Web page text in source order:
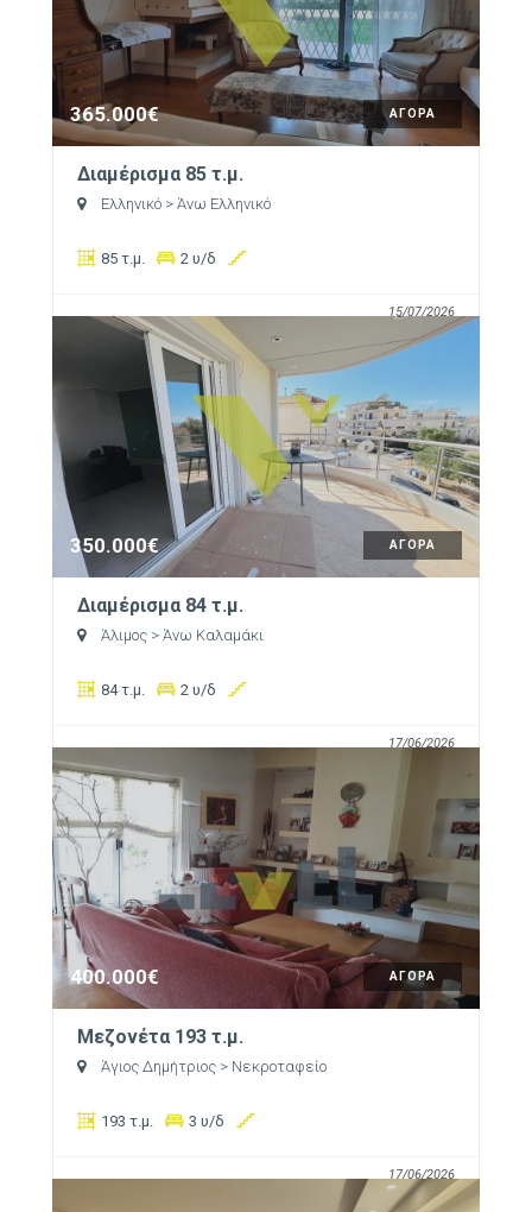
ΑΓΟΡΑ
365.000€
Διαμέρισμα 85 τ.μ.
Ελληνικό > Άνω Ελληνικό
85 τ.μ. 2 υ/δ
15/07/2026
ΑΓΟΡΑ
350.000€
Διαμέρισμα 84 τ.μ.
Άλιμος > Άνω Καλαμάκι
84 τ.μ. 2 υ/δ
17/06/2026
ΑΓΟΡΑ
400.000€
Μεζονέτα 193 τ.μ.
Άγιος Δημήτριος > Νεκροταφείο
193 τ.μ. 3 υ/δ
17/06/2026